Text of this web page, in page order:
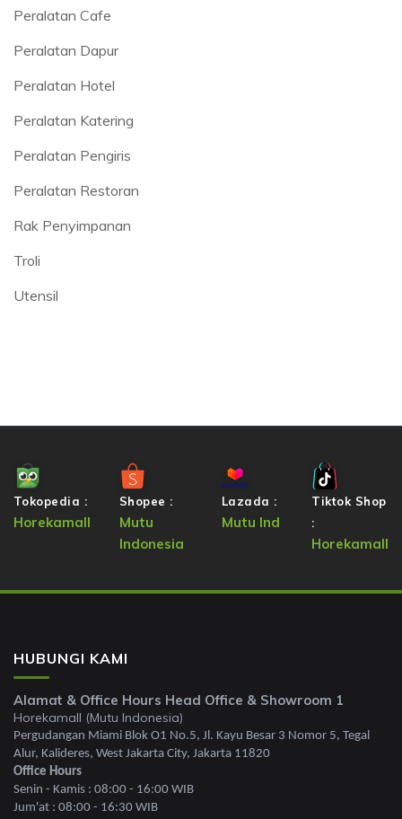
Peralatan Cafe
Peralatan Dapur
Peralatan Hotel
Peralatan Katering
Peralatan Pengiris
Peralatan Restoran
Rak Penyimpanan
Troli
Utensil
Tokopedia :
Horekamall
Shopee :
Mutu
Indonesia
Lazada :
Mutu Ind
Tiktok Shop
:
Horekamall
HUBUNGI KAMI
Alamat & Office Hours Head Office & Showroom 1
Horekamall (Mutu Indonesia)
Pergudangan Miami Blok O1 No.5, Jl. Kayu Besar 3 Nomor 5, Tegal
Alur, Kalideres, West Jakarta City, Jakarta 11820
Office Hours
Senin - Kamis : 08:00 - 16:00 WIB
Jum'at : 08:00 - 16:30 WIB